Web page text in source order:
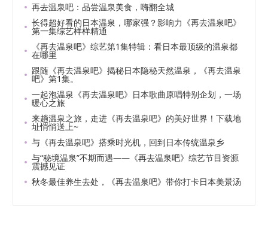
再去温泉吧：品尝温泉美食，嗨翻全城
长得超好看的日本温泉，哪家强？影响力《再去温泉吧》
第一集综艺样样精通
《再去温泉吧》综艺第1集特辑：看日本最顶级的温泉都
在哪里
跟随《再去温泉吧》揭秘日本隐秘天然温泉，《再去温泉
吧》第1集。
一起泡温泉《再去温泉吧》日本歌曲原唱特别企划，一场
暖心之旅
来趟温泉之旅，走进《再去温泉吧》的美好世界！下载地
址悄悄送上~
与《再去温泉吧》搭乘时光机，回到日本传统温泉乡
与“秘境温泉”不期而遇——《再去温泉吧》综艺节目资源
震撼见证
秋冬最佳养生去处，《再去温泉吧》带你打卡日本美景汤